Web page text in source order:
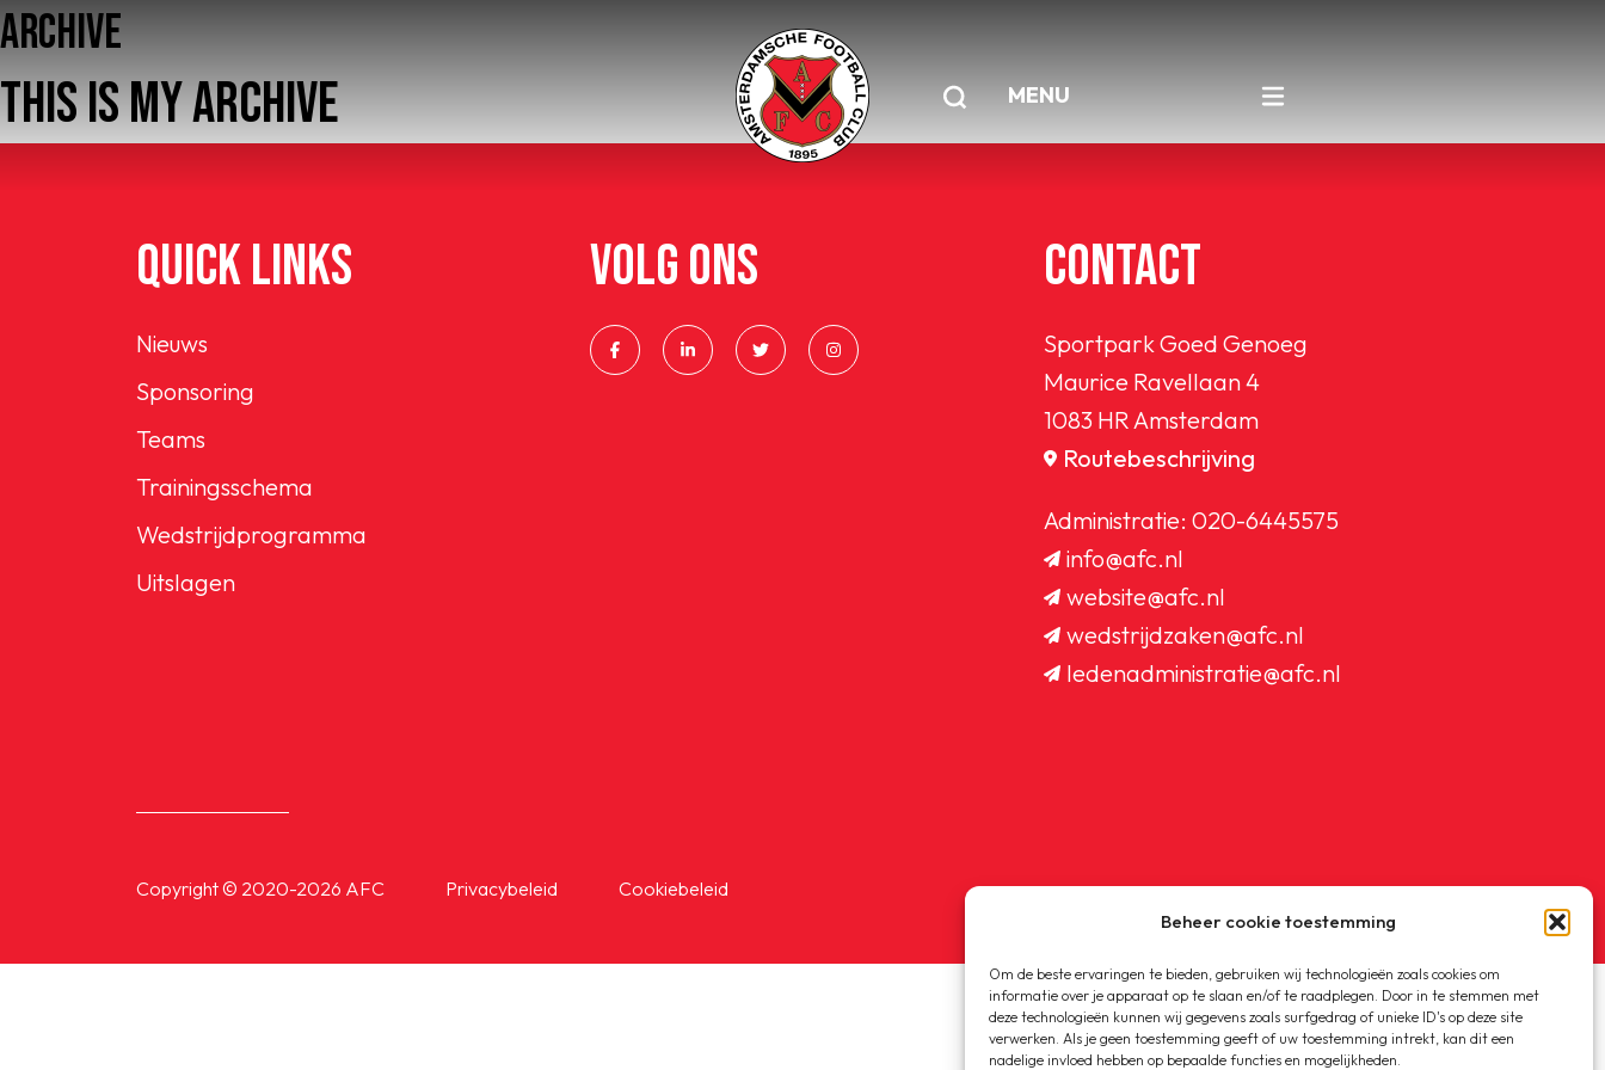
Beheer cookie toestemming
Om de beste ervaringen te bieden, gebruiken wij technologieën zoals cookies om
informatie over je apparaat op te slaan en/of te raadplegen. Door in te stemmen met
deze technologieën kunnen wij gegevens zoals surfgedrag of unieke ID's op deze site
verwerken. Als je geen toestemming geeft of uw toestemming intrekt, kan dit een
nadelige invloed hebben op bepaalde functies en mogelijkheden.
MENU
Home
AFC 1
Teams
Jeugd
Senioren
ARCHIVE
THIS IS MY ARCHIVE
QUICK LINKS
Nieuws
Sponsoring
Teams
Trainingsschema
Wedstrijdprogramma
Uitslagen
VOLG ONS CONTACT
Sportpark Goed Genoeg
Maurice Ravellaan 4
1083 HR Amsterdam
Routebeschrijving
Administratie: 020-6445575
info@afc.nl
website@afc.nl
wedstrijdzaken@afc.nl
ledenadministratie@afc.nl
Copyright © 2020-2026 AFC Privacybeleid Cookiebeleid